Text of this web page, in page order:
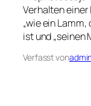
Verhalten
„wie ein
ist und „seinen
Verfasst von